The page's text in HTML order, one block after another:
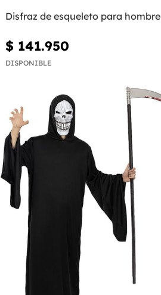
Disfraz de esqueleto para hombre
$ 141.950
DISPONIBLE